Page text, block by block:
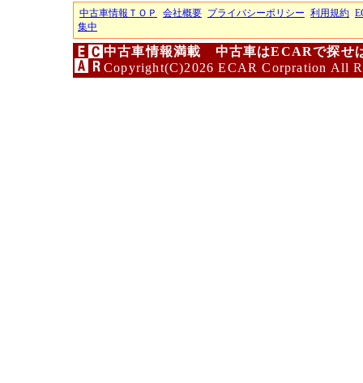
中古車情報ＴＯＰ 会社概要 プライバシーポリシー 利用規約
集中
中古車情報満載 中古車はECARで探せ
Copyright(C)2026 ECAR Corpration All